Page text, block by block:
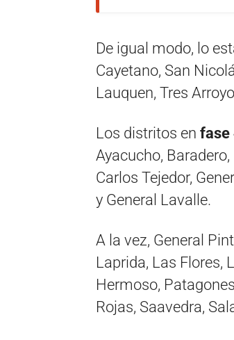
De igual modo, lo
Cayetano, San
Lauquen, Tres
Los distritos en fase
Ayacucho,
Carlos Tejedor,
y General Lavalle.
A la vez, General
Laprida, Las Flores,
Hermoso,
Rojas, Saavedra,